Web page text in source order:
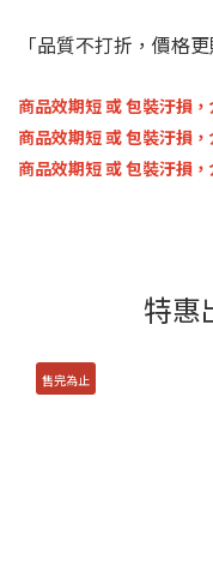
「品質不打折，價格
商品效期短 或 包裝汙損
商品效期短 或 包裝汙損
商品效期短 或 包裝汙損
特惠
售完為止